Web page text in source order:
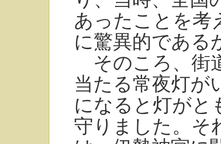
あったことを考
に驚異的である
そのころ、街
当たる常夜灯が
になると灯がと
守りました。そ